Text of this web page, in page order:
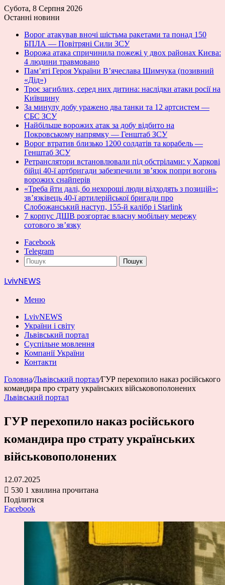
Субота, 8 Серпня 2026
Останні новини
Ворог атакував вночі шістьма ракетами та понад 150
БПЛА — Повітряні Сили ЗСУ
Ворожа атака спричинила пожежі у двох районах Києва:
4 людини травмовано
Пам’яті Героя України В’ячеслава Шимчука (позивний
«Дід»)
Троє загиблих, серед них дитина: наслідки атаки росії на
Київщину
За минулу добу уражено два танки та 12 артсистем —
СБС ЗСУ
Найбільше ворожих атак за добу відбито на
Покровському напрямку — Генштаб ЗСУ
Ворог втратив близько 1200 солдатів та корабель —
Генштаб ЗСУ
Ретранслятори встановлювали під обстрілами: у Харкові
бійці 40-ї артбригади забезпечили зв’язок попри вогонь
ворожих снайперів
«Треба йти далі, бо нехороші люди відходять з позицій»:
зв’язківець 40-ї артилерійської бригади про
Слобожанський наступ, 155-й калібр і Starlink
7 корпус ДШВ розгортає власну мобільну мережу
сотового зв’язку
Facebook
Telegram
Пошук
LvivNEWS
Меню
LvivNEWS
України і світу
Львівський портал
Суспільне мовлення
Компанії України
Контакти
Головна/Львівський портал/ГУР перехопило наказ російського
командира про страту українських військовополонених
Львівський портал
ГУР перехопило наказ російського
командира про страту українських
військовополонених
12.07.2025
530 1 хвилина прочитана
Поділитися
Facebook